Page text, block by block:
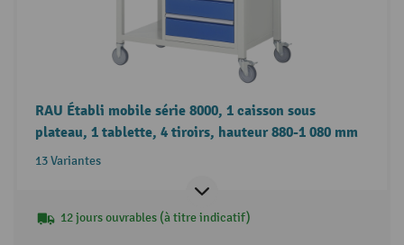
RAU Établi mobile série 8000, 1 caisson sous
plateau, 1 tablette, 4 tiroirs, hauteur 880-1 080 mm
13 Variantes
12 jours ouvrables (à titre indicatif)